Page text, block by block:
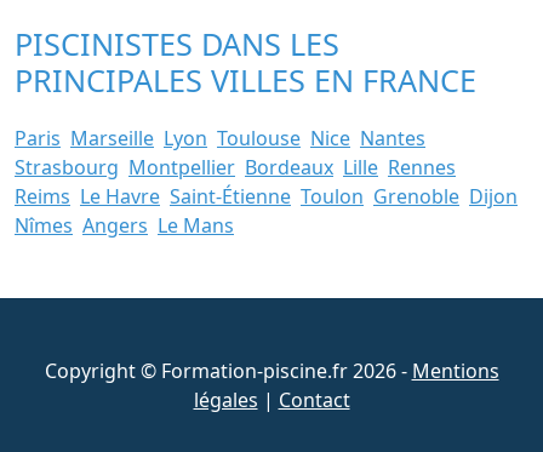
PISCINISTES DANS LES
PRINCIPALES VILLES EN FRANCE
Paris Marseille Lyon Toulouse Nice Nantes
Strasbourg Montpellier Bordeaux Lille Rennes
Reims Le Havre Saint-Étienne Toulon Grenoble Dijon
Nîmes Angers Le Mans
Copyright © Formation-piscine.fr 2026 - Mentions
légales | Contact